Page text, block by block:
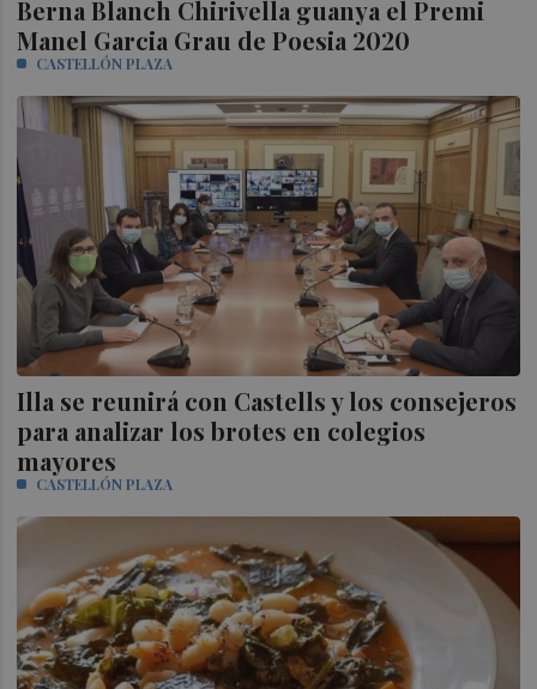
Berna Blanch Chirivella guanya el Premi
Manel Garcia Grau de Poesia 2020
CASTELLÓN PLAZA
Illa se reunirá con Castells y los consejeros
para analizar los brotes en colegios
mayores
CASTELLÓN PLAZA